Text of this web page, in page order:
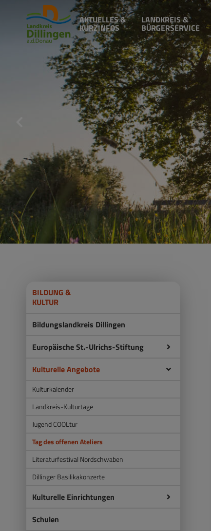
AKTUELLES &
KURZINFOS
LANDKREIS &
BÜRGERSERVICE
BILDUNG &
KULTUR
Bildungslandkreis Dillingen
Europäische St.-Ulrichs-Stiftung
Kulturelle Angebote
Kulturkalender
Landkreis-Kulturtage
Jugend COOLtur
Tag des offenen Ateliers
Literaturfestival Nordschwaben
Dillinger Basilikakonzerte
Kulturelle Einrichtungen
Schulen